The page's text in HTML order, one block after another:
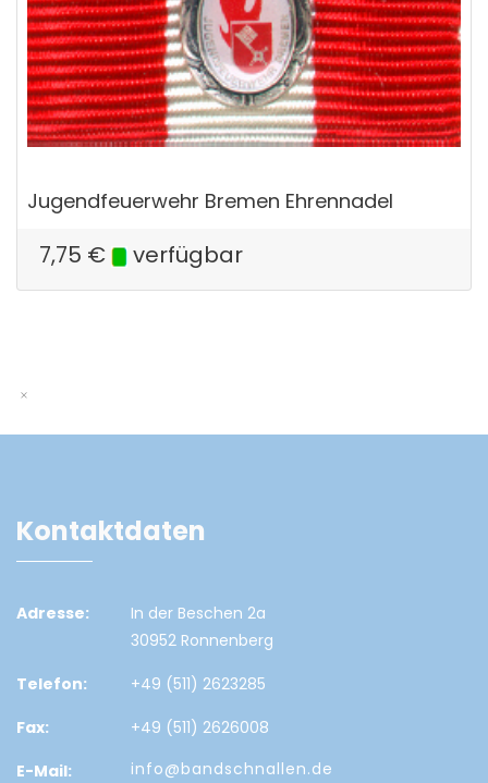
Jugendfeuerwehr Bremen Ehrennadel
7,75 € verfügbar
Kontaktdaten
Adresse:
In der Beschen 2a
30952 Ronnenberg
Telefon:
+49 (511) 2623285
Fax:
+49 (511) 2626008
E-Mail:
info@bandschnallen.de